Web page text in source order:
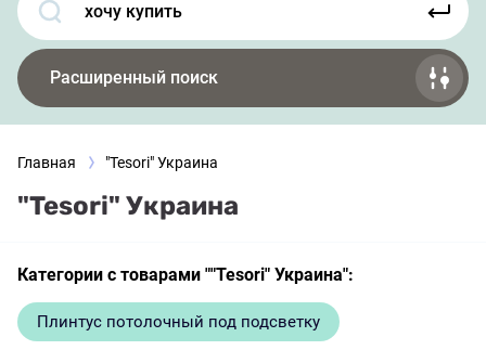
Расширенный поиск
Главная "Tesori" Украина
"Tesori" Украина
Категории с товарами ""Tesori" Украина":
Плинтус потолочный под подсветку